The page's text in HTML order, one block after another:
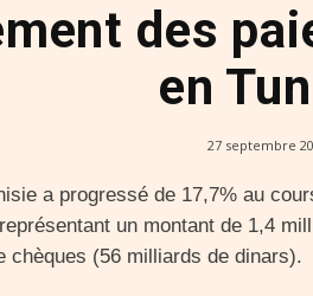
des
en
27 septembre
a progressé de 17,7% au
un montant de 1,4
chèques (56 milliards de dinars).